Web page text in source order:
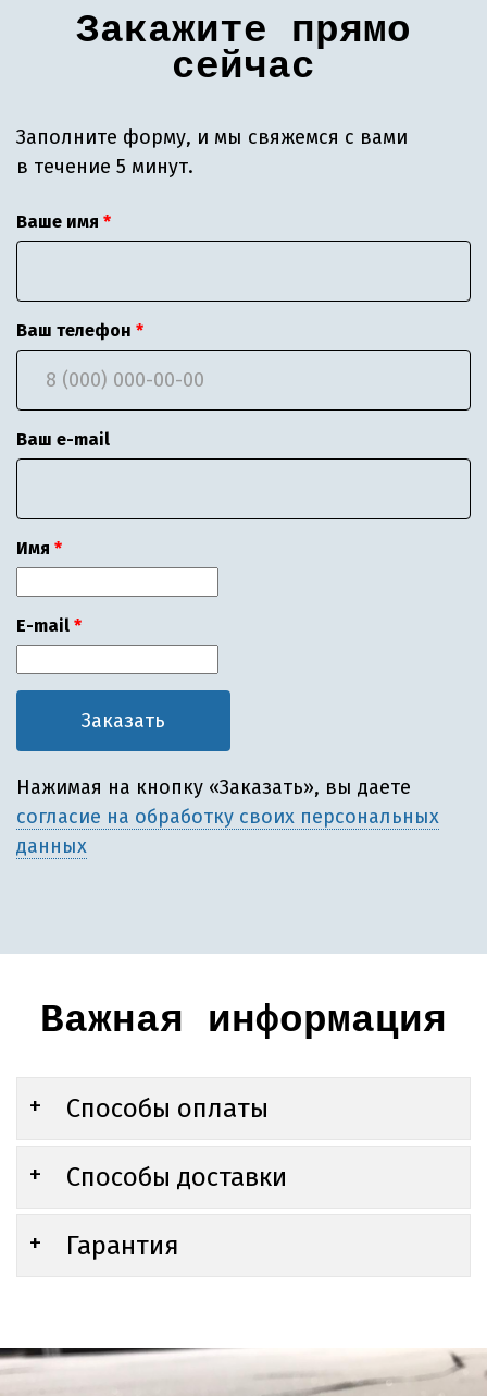
Закажите прямо
сейчас
Заполните форму, и мы свяжемся с вами
в течение 5 минут.
Ваше имя
Ваш телефон
Ваш e-mail
Имя
E-mail
Нажимая на кнопку «Заказать», вы даете
согласие на обработку своих персональных
данных
Важная информация
Способы оплаты
Способы доставки
Гарантия